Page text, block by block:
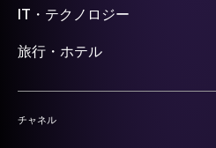
IT・テクノロジー
旅行・ホテル
チャネル